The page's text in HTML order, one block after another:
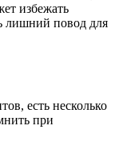
избежать
лишний повод для
есть несколько
при